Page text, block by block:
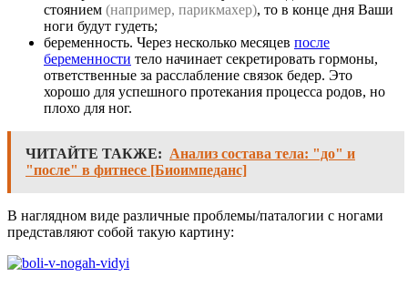
стоянием (например, парикмахер), то в конце дня Ваши
ноги будут гудеть;
беременность. Через несколько месяцев после
беременности тело начинает секретировать гормоны,
ответственные за расслабление связок бедер. Это
хорошо для успешного протекания процесса родов, но
плохо для ног.
ЧИТАЙТЕ ТАКЖЕ: Анализ состава тела: "до" и
"после" в фитнесе [Биоимпеданс]
В наглядном виде различные проблемы/паталогии с ногами
представляют собой такую картину: